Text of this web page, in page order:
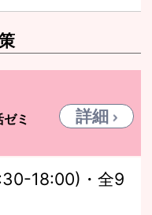
ミ
詳細
18:00)・全9